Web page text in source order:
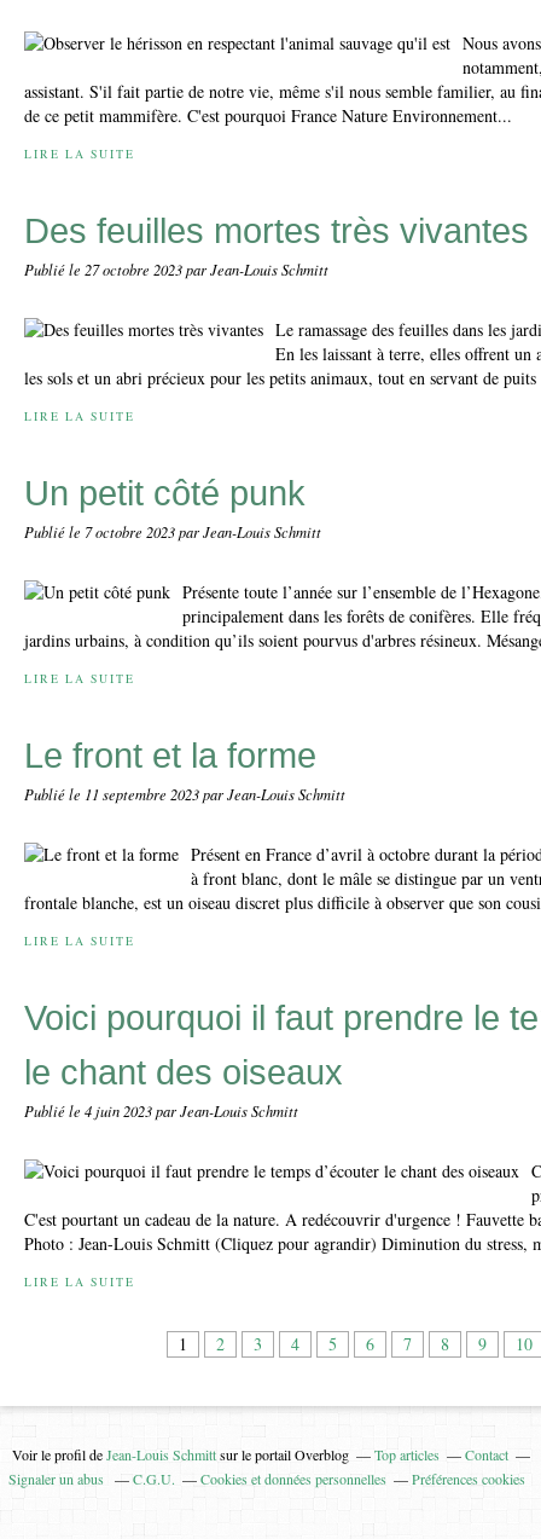
Nous
assistant. S'il fait partie de notre vie, même s'il nous semble familier, au
de ce petit mammifère. C'est pourquoi France Nature Environnement...
LIRE LA SUITE
Des feuilles mortes très vivantes
Publié le 27 octobre 2023par Jean-Louis Schmitt
Le ramassage des feuilles dans les
En les laissant à terre, elles offrent
les sols et un abri précieux pour les petits animaux, tout en servant de
LIRE LA SUITE
Un petit côté punk
Publié le 7 octobre 2023par Jean-Louis Schmitt
Présente toute l’année sur l’ensemble de
principalement dans les forêts de conifères. Elle
jardins urbains, à condition qu’ils soient pourvus d'arbres résineux.
LIRE LA SUITE
Le front et la forme
Publié le 11 septembre 2023par Jean-Louis Schmitt
Présent en France d’avril à octobre durant la
à front blanc, dont le mâle se distingue par un
frontale blanche, est un oiseau discret plus difficile à observer que son
LIRE LA SUITE
Voici pourquoi il faut prendre le
le chant des oiseaux
Publié le 4 juin 2023par Jean-Louis Schmitt
C'est pourtant un cadeau de la nature. A redécouvrir d'urgence ! Fauvette
Photo : Jean-Louis Schmitt (Cliquez pour agrandir) Diminution du stress,
LIRE LA SUITE
1 2 3 4 5 6 7 8 9 10
Voir le profil deJean-Louis Schmittsur le portail Overblog Top articles
Contact
Signaler un abus
C.G.U. Cookies et données personnelles Préférences cookies